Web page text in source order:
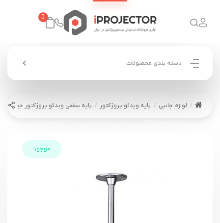
0
دسته بندی محصولات
لوازم جانبی پایه ویدئو پروژکتور پایه سقفی ویدئو پروژکتور جیبی 60-30 سانتی
موجود